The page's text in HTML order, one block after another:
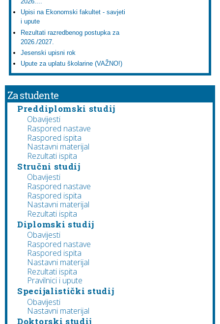
Upisi na Ekonomski fakultet - savjeti
i upute
Rezultati razredbenog postupka za
2026./2027.
Jesenski upisni rok
Upute za uplatu školarine (VAŽNO!)
Za studente
Preddiplomski studij
Obavijesti
Raspored nastave
Raspored ispita
Nastavni materijal
Rezultati ispita
Stručni studij
Obavijesti
Raspored nastave
Raspored ispita
Nastavni materijal
Rezultati ispita
Diplomski studij
Obavijesti
Raspored nastave
Raspored ispita
Nastavni materijal
Rezultati ispita
Pravilnici i upute
Specijalistički studij
Obavijesti
Nastavni materijal
Doktorski studij